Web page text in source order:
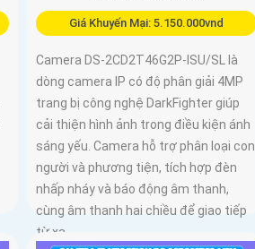
Giá Khuyến Mại: 5.150.000vnd
Camera DS-2CD2T46G2P-ISU/SL là
dòng camera IP có độ phân giải 4MP
trang bị công nghệ DarkFighter giúp
cải thiện hình ảnh trong điều kiện ánh
sáng yếu. Camera hỗ trợ phân loại con
người và phương tiện, tích hợp đèn
nhấp nháy và báo động âm thanh,
cùng âm thanh hai chiều để giao tiếp
từ xa